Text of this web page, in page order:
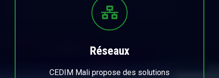
Réseaux
CEDIM Mali propose des solutions